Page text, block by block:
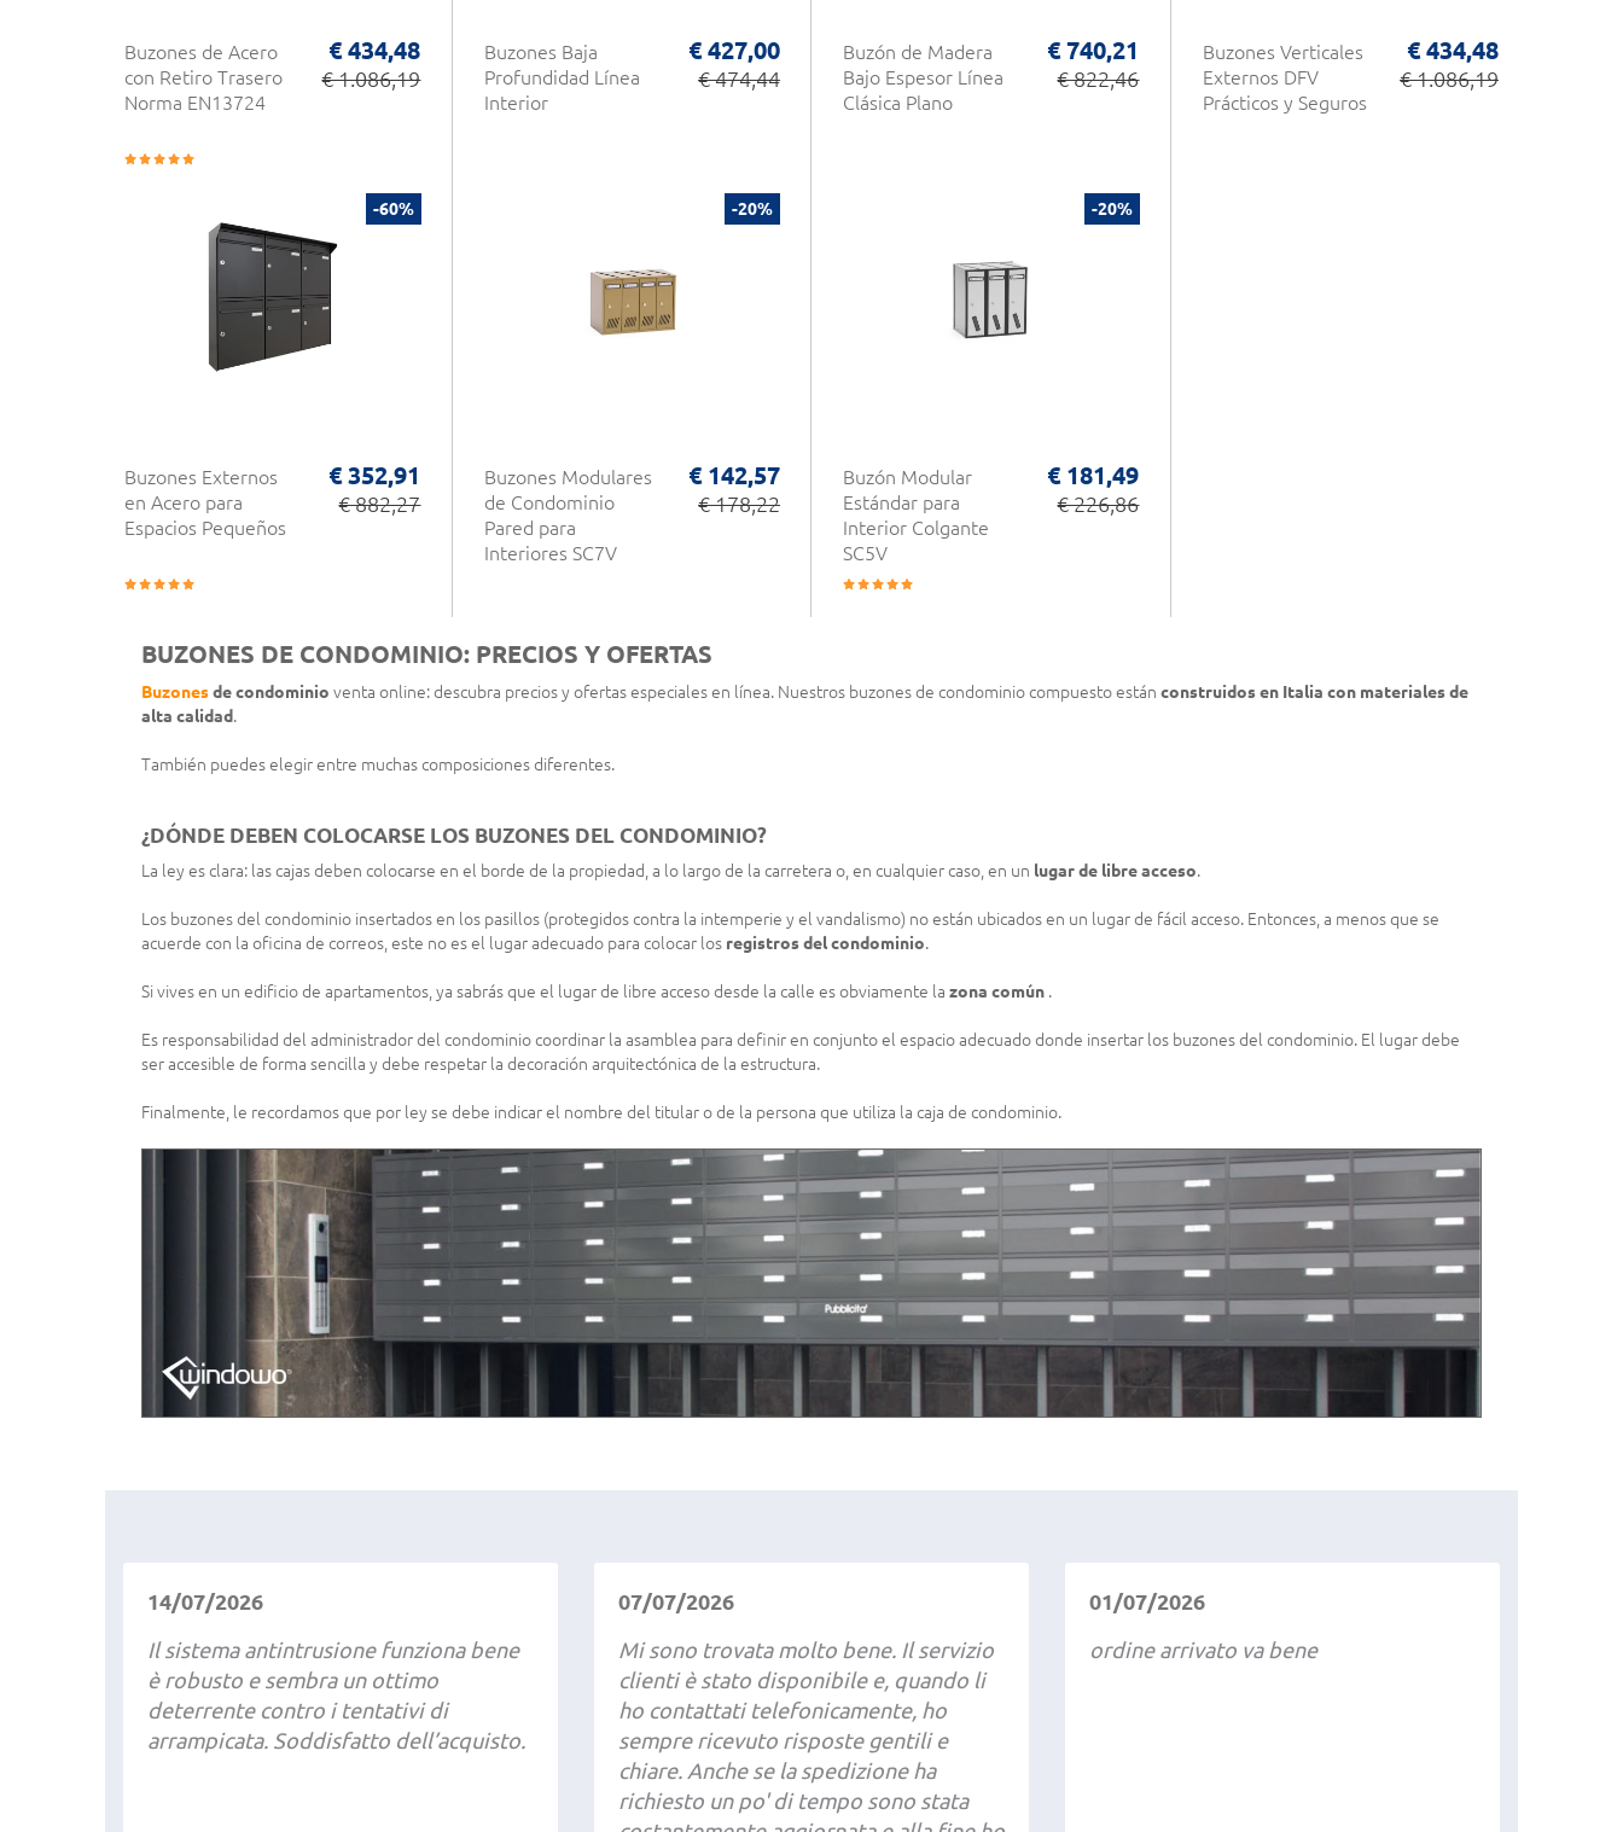
Buzones de Acero
con Retiro Trasero
Norma EN13724
€ 434,48
€ 1.086,19
Buzones Baja
Profundidad Línea
Interior
€ 427,00
€ 474,44
Buzón de Madera
Bajo Espesor Línea
Clásica Plano
€ 740,21
€ 822,46
Buzones Verticales
Externos DFV
Prácticos y Seguros
€ 434,48
€ 1.086,19
-60%
Buzones Externos
en Acero para
Espacios Pequeños
€ 352,91
€ 882,27
-20%
Buzones Modulares
de Condominio
Pared para
Interiores SC7V
€ 142,57
€ 178,22
-20%
Buzón Modular
Estándar para
Interior Colgante
SC5V
€ 181,49
€ 226,86
BUZONES DE CONDOMINIO: PRECIOS Y OFERTAS
Buzonesde condominio venta online: descubra precios y ofertas especiales en línea. Nuestros buzones de condominio compuesto están construidos en Italia con materiales de
alta calidad.
También puedes elegir entre muchas composiciones diferentes.
¿DÓNDE DEBEN COLOCARSE LOS BUZONES DEL CONDOMINIO?
La ley es clara: las cajas deben colocarse en el borde de la propiedad, a lo largo de la carretera o, en cualquier caso, en un lugar de libre acceso.
Los buzones del condominio insertados en los pasillos (protegidos contra la intemperie y el vandalismo) no están ubicados en un lugar de fácil acceso. Entonces, a menos que se
acuerde con la oficina de correos, este no es el lugar adecuado para colocar los registros del condominio.
Si vives en un edificio de apartamentos, ya sabrás que el lugar de libre acceso desde la calle es obviamente la zona común .
Es responsabilidad del administrador del condominio coordinar la asamblea para definir en conjunto el espacio adecuado donde insertar los buzones del condominio. El lugar debe
ser accesible de forma sencilla y debe respetar la decoración arquitectónica de la estructura.
Finalmente, le recordamos que por ley se debe indicar el nombre del titular o de la persona que utiliza la caja de condominio.
14/07/2026
Il sistema antintrusione funziona bene
è robusto e sembra un ottimo
deterrente contro i tentativi di
arrampicata. Soddisfatto dell’acquisto.
07/07/2026
Mi sono trovata molto bene. Il servizio
clienti è stato disponibile e, quando li
ho contattati telefonicamente, ho
sempre ricevuto risposte gentili e
chiare. Anche se la spedizione ha
richiesto un po' di tempo sono stata
01/07/2026
ordine arrivato va bene